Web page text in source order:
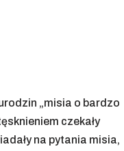
„misia o bardzo
czekały
na pytania misia,